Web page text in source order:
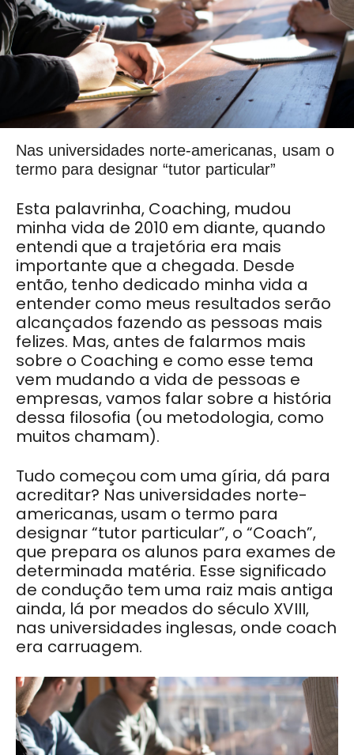
Nas universidades norte-americanas, usam o
termo para designar “tutor particular”
Esta palavrinha, Coaching, mudou
minha vida de 2010 em diante, quando
entendi que a trajetória era mais
importante que a chegada. Desde
então, tenho dedicado minha vida a
entender como meus resultados serão
alcançados fazendo as pessoas mais
felizes. Mas, antes de falarmos mais
sobre o Coaching e como esse tema
vem mudando a vida de pessoas e
empresas, vamos falar sobre a história
dessa filosofia (ou metodologia, como
muitos chamam).
Tudo começou com uma gíria, dá para
acreditar? Nas universidades norte-
americanas, usam o termo para
designar “tutor particular”, o “Coach”,
que prepara os alunos para exames de
determinada matéria. Esse significado
de condução tem uma raiz mais antiga
ainda, lá por meados do século XVIII,
nas universidades inglesas, onde coach
era carruagem.